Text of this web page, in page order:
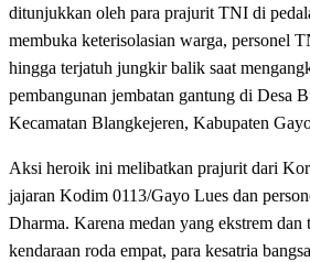
ditunjukkan oleh para prajurit TNI di
membuka keterisolasian warga, personel
hingga terjatuh jungkir balik saat
pembangunan jembatan gantung di Desa
Kecamatan Blangkejeren, Kabupaten
Aksi heroik ini melibatkan prajurit dari
jajaran Kodim 0113/Gayo Lues dan
Dharma. Karena medan yang ekstrem dan
kendaraan roda empat, para kesatria